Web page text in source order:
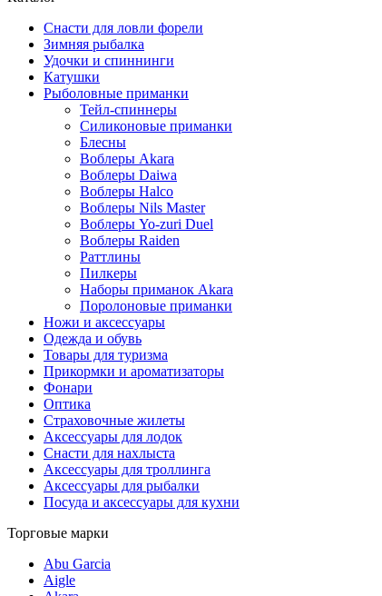
Снасти для ловли форели
Зимняя рыбалка
Удочки и спиннинги
Катушки
Рыболовные приманки
Тейл-спиннеры
Силиконовые приманки
Блесны
Воблеры Akara
Воблеры Daiwa
Воблеры Halco
Воблеры Nils Master
Воблеры Yo-zuri Duel
Воблеры Raiden
Раттлины
Пилкеры
Наборы приманок Akara
Поролоновые приманки
Ножи и аксессуары
Одежда и обувь
Товары для туризма
Прикормки и ароматизаторы
Фонари
Оптика
Страховочные жилеты
Аксессуары для лодок
Снасти для нахлыста
Аксессуары для троллинга
Аксессуары для рыбалки
Посуда и аксессуары для кухни
Торговые марки
Abu Garcia
Aigle